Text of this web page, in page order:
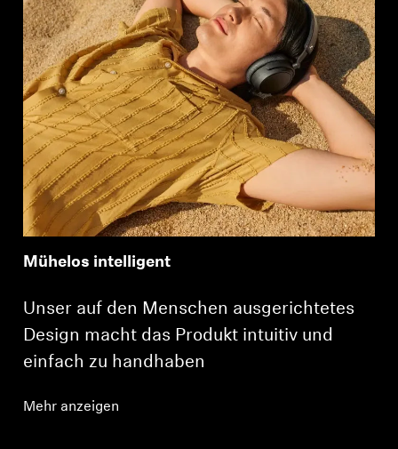
Mühelos intelligent
Unser auf den Menschen ausgerichtetes
Design macht das Produkt intuitiv und
einfach zu handhaben
Mehr anzeigen
Login